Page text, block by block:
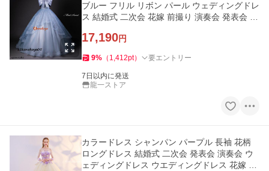
ブルー フリル リボン パール ウェディングドレ
ス 結婚式 二次会 花嫁 前撮り 演奏会 発表会 ス
17,190円
9% （ 1,412pt） 要エントリー
7日以内に発送
龍一ストア
カラードレス シャンパン パープル 長袖 花柄
ロングドレス 結婚式 二次会 発表会 演奏会 ウ
ェディングドレス ウエディングドレス 花嫁 前